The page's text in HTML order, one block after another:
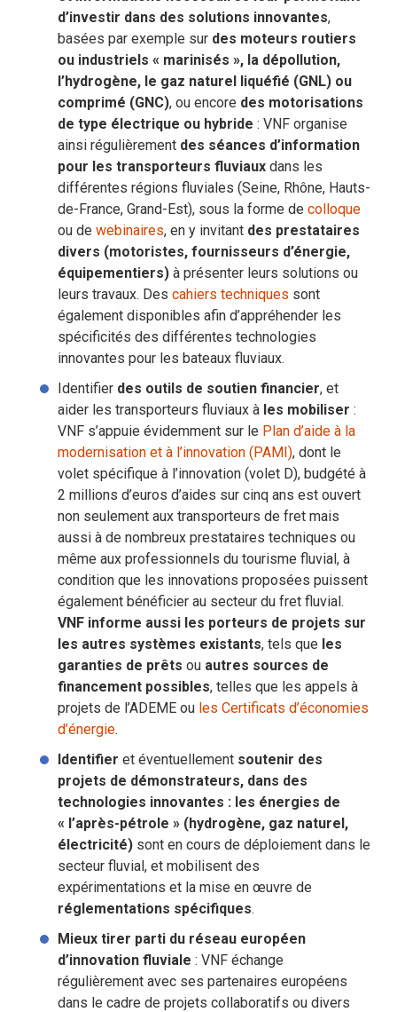
d’investir dans des solutions innovantes,
basées par exemple sur des moteurs routiers
ou industriels « marinisés », la dépollution,
l’hydrogène, le gaz naturel liquéfié (GNL) ou
comprimé (GNC), ou encore des motorisations
de type électrique ou hybride : VNF organise
ainsi régulièrement des séances d’information
pour les transporteurs fluviaux dans les
différentes régions fluviales (Seine, Rhône, Hauts-
de-France, Grand-Est), sous la forme de colloque
ou de webinaires, en y invitant des prestataires
divers (motoristes, fournisseurs d’énergie,
équipementiers) à présenter leurs solutions ou
leurs travaux. Des cahiers techniques sont
également disponibles afin d’appréhender les
spécificités des différentes technologies
innovantes pour les bateaux fluviaux.
Identifier des outils de soutien financier, et
aider les transporteurs fluviaux à les mobiliser :
VNF s’appuie évidemment sur le Plan d’aide à la
modernisation et à l’innovation (PAMI), dont le
volet spécifique à l’innovation (volet D), budgété à
2 millions d’euros d’aides sur cinq ans est ouvert
non seulement aux transporteurs de fret mais
aussi à de nombreux prestataires techniques ou
même aux professionnels du tourisme fluvial, à
condition que les innovations proposées puissent
également bénéficier au secteur du fret fluvial.
VNF informe aussi les porteurs de projets sur
les autres systèmes existants, tels que les
garanties de prêts ou autres sources de
financement possibles, telles que les appels à
projets de l’ADEME ou les Certificats d’économies
d’énergie.
Identifier et éventuellement soutenir des
projets de démonstrateurs, dans des
technologies innovantes : les énergies de
« l’après-pétrole » (hydrogène, gaz naturel,
électricité) sont en cours de déploiement dans le
secteur fluvial, et mobilisent des
expérimentations et la mise en œuvre de
réglementations spécifiques.
Mieux tirer parti du réseau européen
d’innovation fluviale : VNF échange
régulièrement avec ses partenaires européens
dans le cadre de projets collaboratifs ou divers